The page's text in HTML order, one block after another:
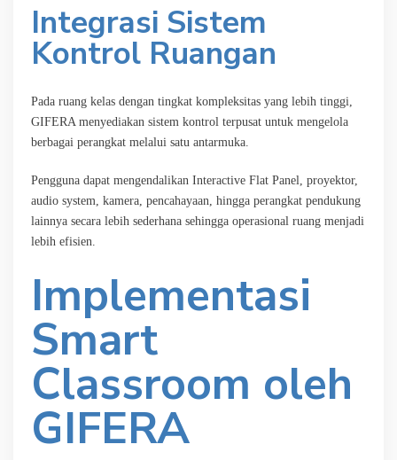
Integrasi Sistem
Kontrol Ruangan
Pada ruang kelas dengan tingkat kompleksitas yang lebih tinggi,
GIFERA menyediakan sistem kontrol terpusat untuk mengelola
berbagai perangkat melalui satu antarmuka.
Pengguna dapat mengendalikan Interactive Flat Panel, proyektor,
audio system, kamera, pencahayaan, hingga perangkat pendukung
lainnya secara lebih sederhana sehingga operasional ruang menjadi
lebih efisien.
Implementasi
Smart
Classroom oleh
GIFERA